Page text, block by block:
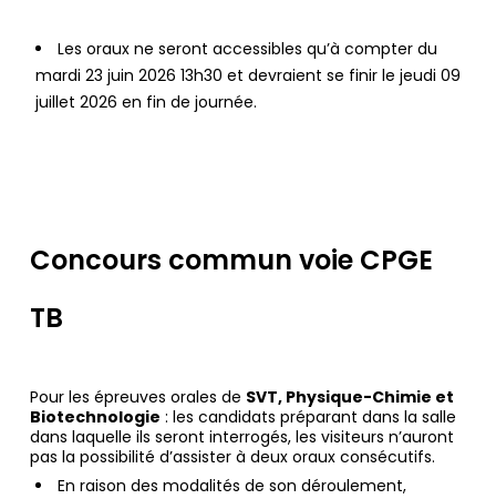
Les oraux ne seront accessibles qu’à compter du
mardi 23 juin 2026 13h30 et devraient se finir le jeudi 09
juillet 2026 en fin de journée.
Concours commun voie CPGE
TB
Pour les épreuves orales de SVT, Physique-Chimie et
Biotechnologie : les candidats préparant dans la salle
dans laquelle ils seront interrogés, les visiteurs n’auront
pas la possibilité d’assister à deux oraux consécutifs.
En raison des modalités de son déroulement,